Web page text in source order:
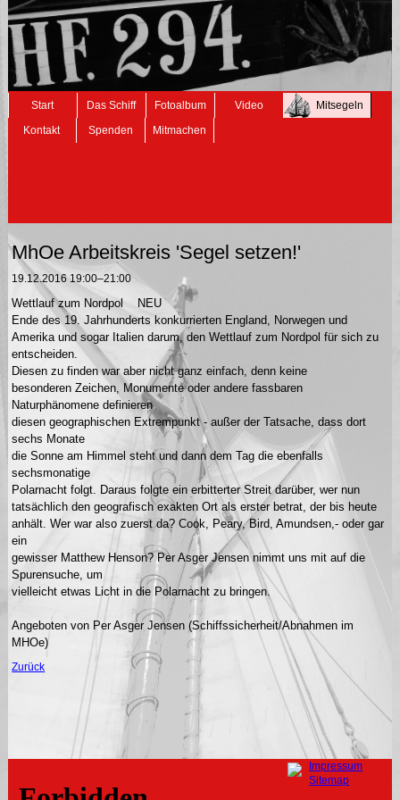
Navigation
überspringen
Start Das Schiff Fotoalbum Video
Mitsegeln
Kontakt
Spenden Mitmachen
MhOe Arbeitskreis 'Segel setzen!'
19.12.2016 19:00–21:00
Wettlauf zum Nordpol NEU
Ende des 19. Jahrhunderts konkurrierten England, Norwegen und
Amerika und sogar Italien darum, den Wettlauf zum Nordpol für sich zu
entscheiden.
Diesen zu finden war aber nicht ganz einfach, denn keine
besonderen Zeichen, Monumente oder andere fassbaren
Naturphänomene definieren
diesen geographischen Extrempunkt - außer der Tatsache, dass dort
sechs Monate
die Sonne am Himmel steht und dann dem Tag die ebenfalls
sechsmonatige
Polarnacht folgt. Daraus folgte ein erbitterter Streit darüber, wer nun
tatsächlich den geografisch exakten Ort als erster betrat, der bis heute
anhält. Wer war also zuerst da? Cook, Peary, Bird, Amundsen,- oder gar
ein
gewisser Matthew Henson? Per Asger Jensen nimmt uns mit auf die
Spurensuche, um
vielleicht etwas Licht in die Polarnacht zu bringen.
Angeboten von Per Asger Jensen (Schiffssicherheit/Abnahmen im
MHOe)
Zurück
Navigation
überspringen
Impressum
Sitemap